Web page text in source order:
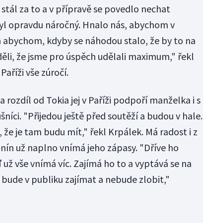
za to a v přípravě se povedlo nechat
opravdu náročný. Hnalo nás, abychom v
kdyby se náhodou stalo, že by to na
že jsme pro úspěch udělali maximum," řekl
vše zúročí.
rozdíl od Tokia jej v Paříži podpoří manželka i s
"Přijedou ještě před soutěží a budou v hale.
že je tam budu mít," řekl Krpálek. Má radost i z
už naplno vnímá jeho zápasy. "Dříve ho
vše vnímá víc. Zajímá ho to a vyptává se na
v publiku zajímat a nebude zlobit,"